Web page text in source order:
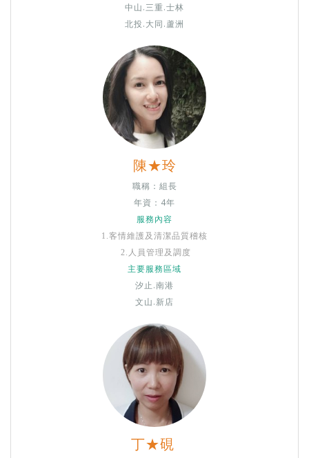
中山.三重.士林
​​​​​​北投.大同.蘆洲
陳★玲
職稱：組長
年資：4年
服務內容
1.客情維護及清潔品質稽核
2. 人員管理及調度
主要服務區域
汐止.南港
文山.新店
丁★硯